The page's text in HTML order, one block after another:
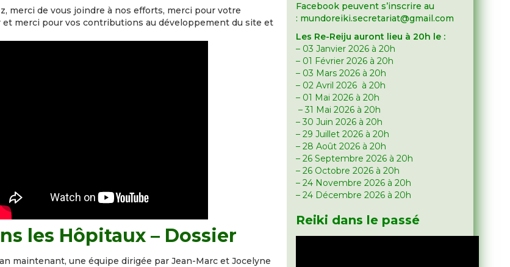
merci de vous joindre à nos efforts, merci pour votre
et merci pour vos contributions au développement du site et
les Hôpitaux – Dossier
maintenant, une équipe dirigée par Jean-Marc et Jocelyne
Facebook peuvent s’inscrire au
: mundoreiki.secretariat@gmail.com
Les Re-Reiju auront lieu à 20h le :
– 03 Janvier 2026 à 20h
– 01 Février 2026 à 20h
– 03 Mars 2026 à 20h
– 02 Avril 2026 à 20h
– 01 Mai 2026 à 20h
– 31 Mai 2026 à 20h
– 30 Juin 2026 à 20h
– 29 Juillet 2026 à 20h
– 28 Août 2026 à 20h
– 26 Septembre 2026 à 20h
– 26 Octobre 2026 à 20h
– 24 Novembre 2026 à 20h
– 24 Décembre 2026 à 20h
Reiki dans le passé